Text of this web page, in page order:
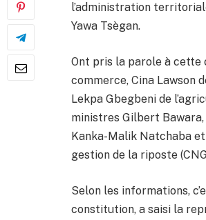
l’administration
Yawa Tsègan.
Ont pris la parole à cette
commerce, Cina Lawson
Lekpa Gbegbeni de
ministres Gilbert Bawara,
Kanka-Malik Natchaba
gestion de la riposte
Selon les informations,
constitution, a saisi la